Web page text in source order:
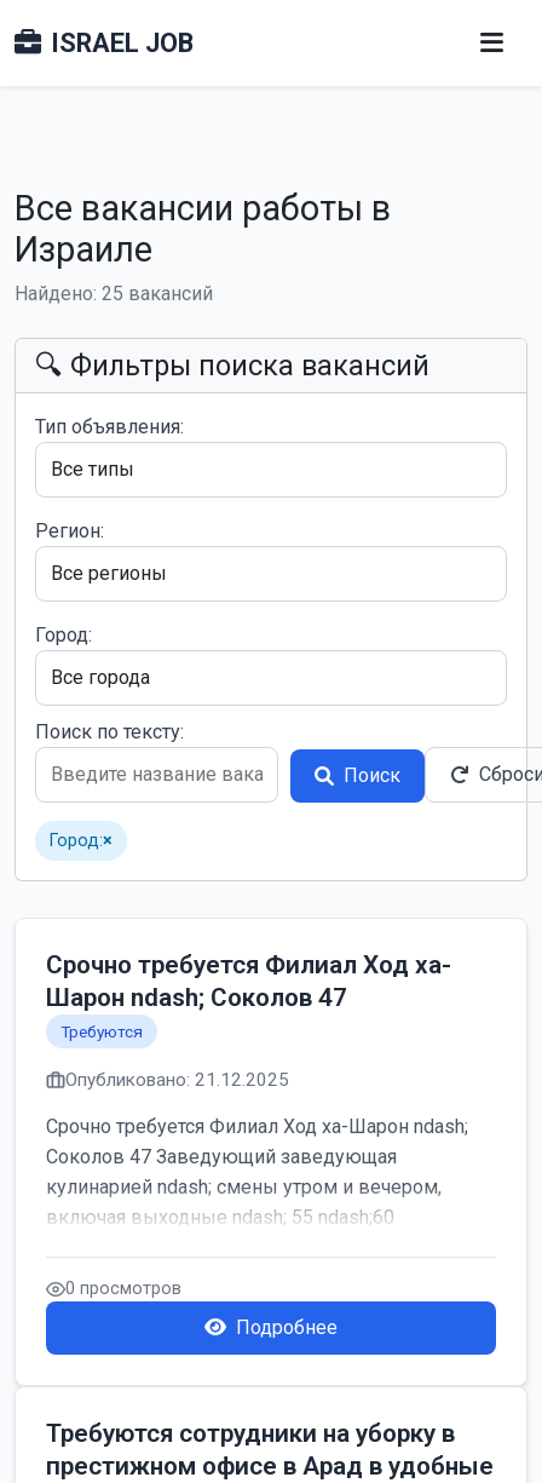
ISRAEL JOB
Все вакансии работы в
Израиле
Найдено: 25 вакансий
🔍 Фильтры поиска вакансий
Тип объявления:
Регион:
Город:
Поиск по тексту:
Поиск
Город:×
Срочно требуется Филиал Ход ха-
Шарон ndash; Соколов 47
Требуются
Опубликовано: 21.12.2025
Срочно требуется Филиал Ход ха-Шарон ndash;
Соколов 47 Заведующий заведующая
кулинарией ndash; смены утром и вечером,
включая выходные ndash; 55 ndash;60
0 просмотров
Подробнее
Требуются сотрудники на уборку в
престижном офисе в Арад в удобные